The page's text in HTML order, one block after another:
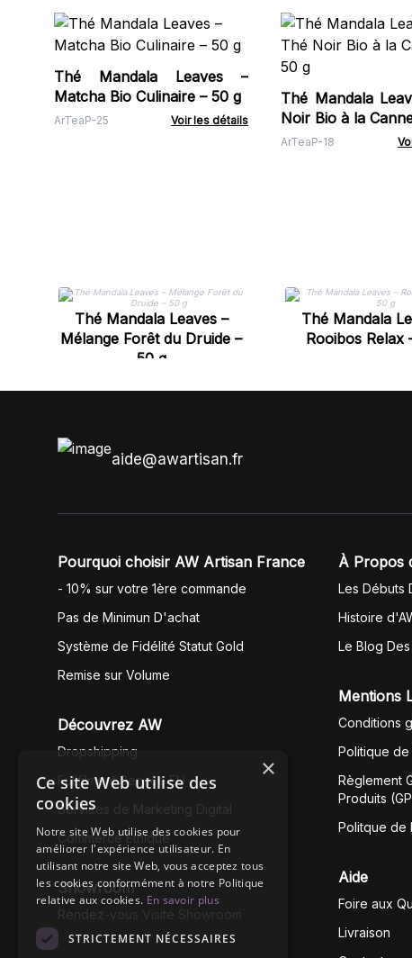
Thé Mandala Leaves –
Matcha Bio Culinaire – 50 g
ArTeaP-25 Voir les détails
Thé Mandala
Noir Bio à la
ArTeaP-18
Thé Mandala Leaves –
Mélange Forêt du Druide –
50 g
Thé Mandala
Rooibos Relax
aide@awartisan.fr
Pourquoi choisir AW Artisan France
- 10% sur votre 1ère commande
Pas de Minimun D'achat
Système de Fidélité Statut Gold
Remise sur Volume
Découvrez AW
Dropshipping
Fullfilment Service EU
Services de Marketing Digital
Commerce Éthique
Showroom
À Propos
Les Débuts
Histoire
Le Blog
Mentions
Conditions
Politique
Règlement
Produits
Politque de
Aide
Foire aux
Livraison
×
Ce site Web utilise des
cookies
Notre site Web utilise des cookies pour
améliorer l'expérience utilisateur. En
utilisant notre site Web, vous acceptez tous
les cookies conformément à notre Politique
relative aux cookies. En savoir plus
STRICTEMENT NÉCESSAIRES